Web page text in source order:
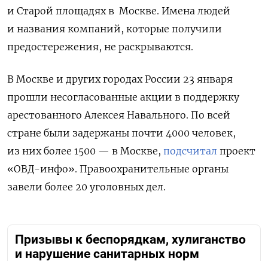
и Старой площадях в Москве. Имена людей
и названия компаний, которые получили
предостережения, не раскрываются.
В Москве и других городах России 23 января
прошли несогласованные акции в поддержку
арестованного Алексея Навального. По всей
стране были задержаны почти 4000 человек,
из них более 1500 — в Москве, подсчитал проект
«ОВД-инфо». Правоохранительные органы
завели более 20 уголовных дел.
Призывы к беспорядкам, хулиганство
и нарушение санитарных норм